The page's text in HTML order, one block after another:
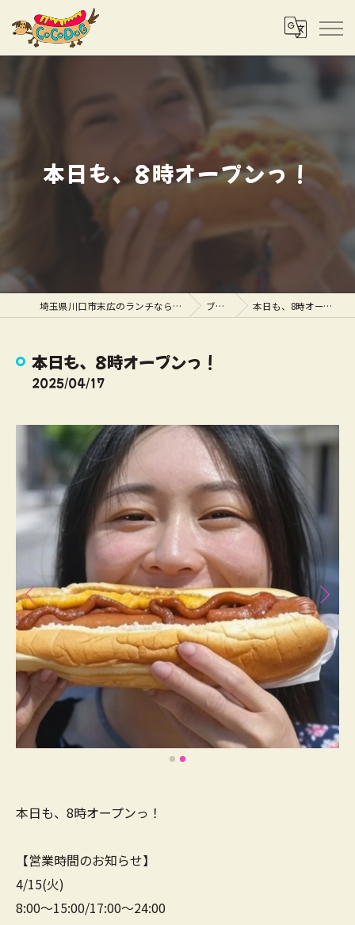
本日も、8時オープンっ！
埼玉県川口市末広のランチならCOCODOG ブログ 本日も、8時オープンっ！
本日も、8時オープンっ！
2025/04/17
本日も、8時オープンっ！
【営業時間のお知らせ】
4/15(火)
8:00～15:00/17:00～24:00